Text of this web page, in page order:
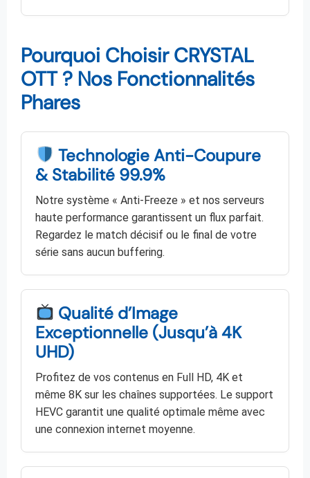
Pourquoi Choisir CRYSTAL
OTT ? Nos Fonctionnalités
Phares
Technologie Anti-Coupure
& Stabilité 99.9%
Notre système « Anti-Freeze » et nos serveurs
haute performance garantissent un flux parfait.
Regardez le match décisif ou le final de votre
série sans aucun buffering.
Qualité d’Image
Exceptionnelle (Jusqu’à 4K
UHD)
Profitez de vos contenus en Full HD, 4K et
même 8K sur les chaînes supportées. Le support
HEVC garantit une qualité optimale même avec
une connexion internet moyenne.